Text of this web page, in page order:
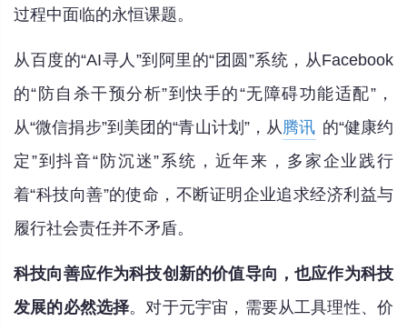
过程中面临的永恒课题。
从百度的“AI寻人”到阿里的“团圆”系统，从Facebook
的“防自杀干预分析”到快手的“无障碍功能适配”，
从“微信捐步”到美团的“青山计划”，从腾讯 的“健康约
定”到抖音“防沉迷”系统，近年来，多家企业践行
着“科技向善”的使命，不断证明企业追求经济利益与
履行社会责任并不矛盾。
科技向善应作为科技创新的价值导向，也应作为科技
发展的必然选择。对于元宇宙，需要从工具理性、价